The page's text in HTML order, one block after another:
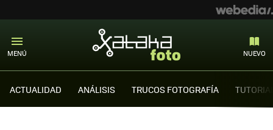
MENÚ NUEVO
ACTUALIDAD ANÁLISIS TRUCOS FOTOGRAFÍA